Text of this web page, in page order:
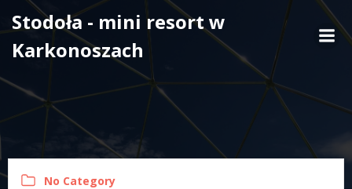
Skip
to
content
Stodoła - mini resort w
Karkonoszach
No Category